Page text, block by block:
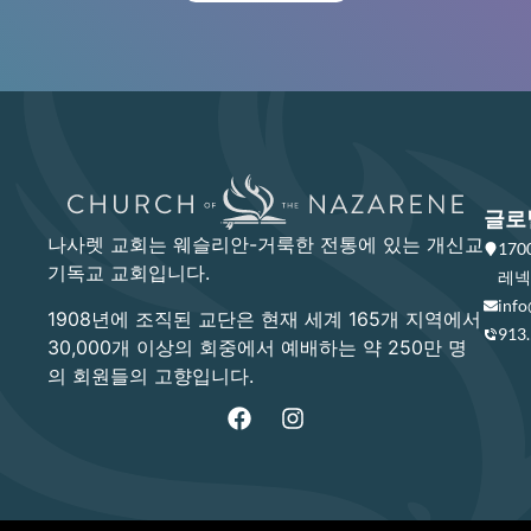
나사렛 교회는 웨슬리안-거룩한 전통에 있는 개신교
기독교 교회입니다.
1908년에 조직된 교단은 현재 세계 165개 지역에서
30,000개 이상의 회중에서 예배하는 약 250만 명
의 회원들의 고향입니다.
글로
레